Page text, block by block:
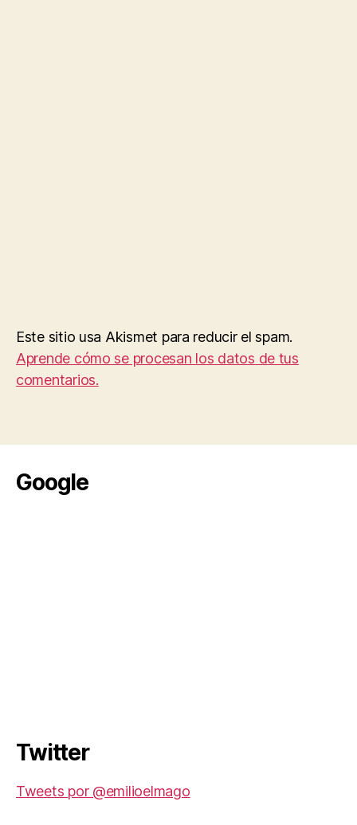
Este sitio usa Akismet para reducir el spam.
Aprende cómo se procesan los datos de tus
comentarios.
Google
Twitter
Tweets por @emilioelmago